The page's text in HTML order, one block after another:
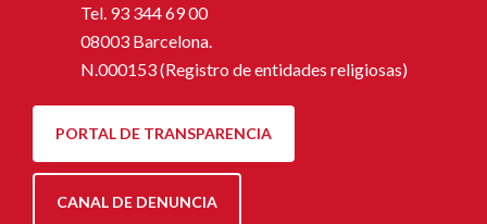
Tel. 93 344 69 00
08003 Barcelona.
N.000153 (Registro de entidades religiosas)
PORTAL DE TRANSPARENCIA
CANAL DE DENUNCIA